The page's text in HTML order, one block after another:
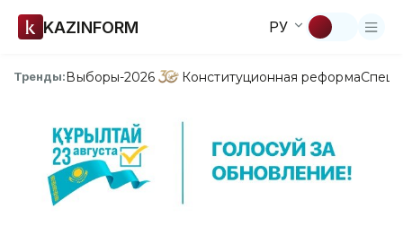
KAZINFORM РУ
Тренды:Выборы-2026 Конституционная реформа